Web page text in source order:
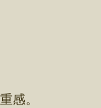
。